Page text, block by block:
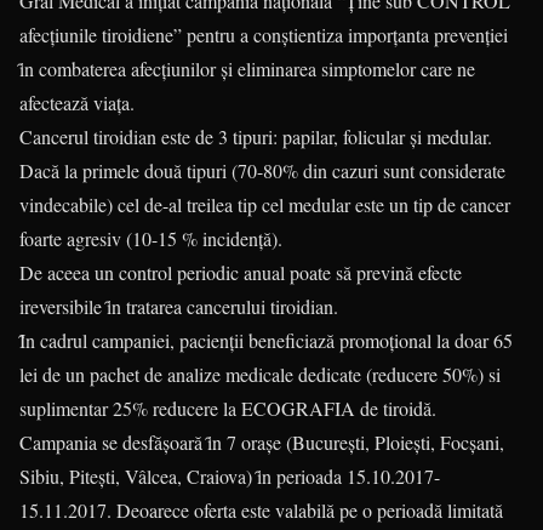
afecţiunile tiroidiene” pentru a conștientiza imporţanta prevenţiei
ȋn combaterea afecţiunilor și eliminarea simptomelor care ne
afectează viaţa.
Cancerul tiroidian este de 3 tipuri: papilar, folicular și medular.
Dacă la primele două tipuri (70-80% din cazuri sunt considerate
vindecabile) cel de-al treilea tip cel medular este un tip de cancer
foarte agresiv (10-15 % incidenţă).
De aceea un control periodic anual poate să prevină efecte
ireversibile ȋn tratarea cancerului tiroidian.
Ȋn cadrul campaniei, pacienţii beneficiază promoţional la doar 65
lei de un pachet de analize medicale dedicate (reducere 50%) si
suplimentar 25% reducere la ECOGRAFIA de tiroidă.
Campania se desfășoară ȋn 7 orașe (București, Ploiești, Focșani,
Sibiu, Pitești, Vâlcea, Craiova) ȋn perioada 15.10.2017-
15.11.2017. Deoarece oferta este valabilă pe o perioadă limitată